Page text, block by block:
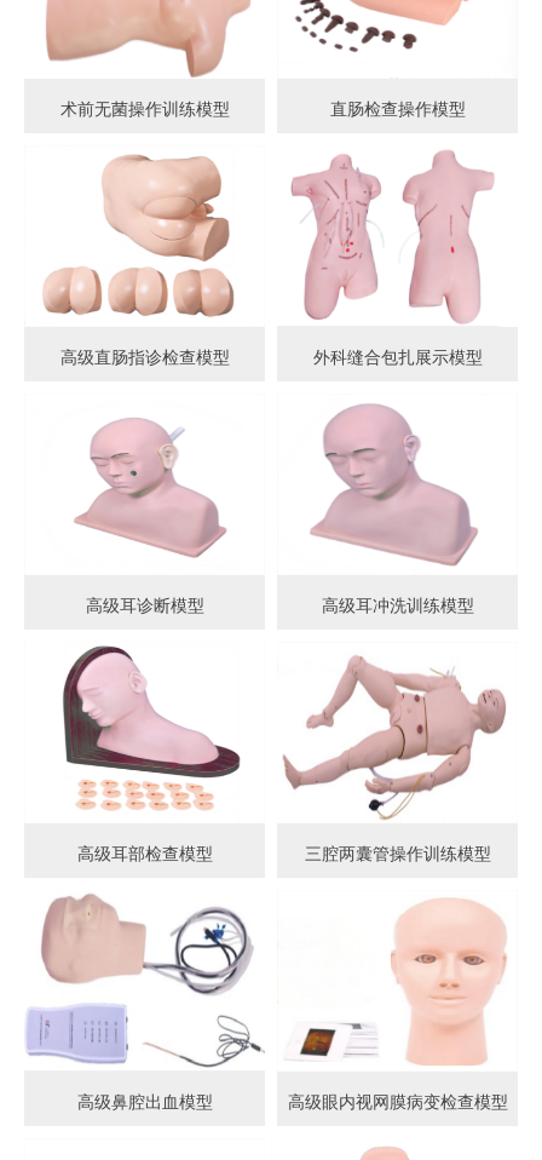
术前无菌操作训练模型 直肠检查操作模型
高级直肠指诊检查模型 外科缝合包扎展示模型
高级耳诊断模型 高级耳冲洗训练模型
高级耳部检查模型 三腔两囊管操作训练模型
高级鼻腔出血模型 高级眼内视网膜病变检查模型